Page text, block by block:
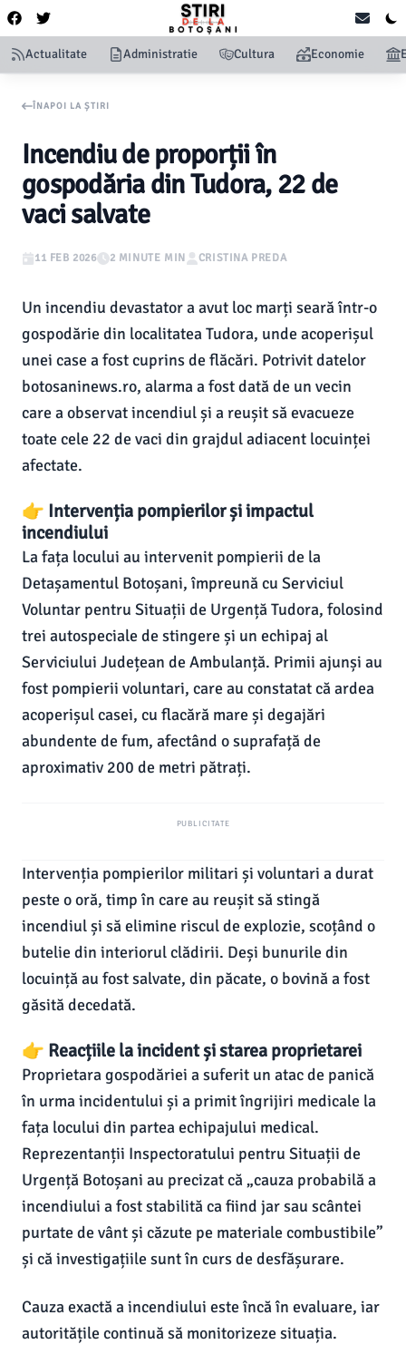
Actualitate Administratie Cultura Economie
ÎNAPOI LA ȘTIRI
Incendiu de proporții în
gospodăria din Tudora, 22 de
vaci salvate
11 FEB 2026 2 MINUTE MIN CRISTINA PREDA
Un incendiu devastator a avut loc marți seară într-o
gospodărie din localitatea Tudora, unde acoperișul
unei case a fost cuprins de flăcări. Potrivit datelor
botosaninews.ro, alarma a fost dată de un vecin
care a observat incendiul și a reușit să evacueze
toate cele 22 de vaci din grajdul adiacent locuinței
afectate.
👉 Intervenția pompierilor și impactul
incendiului
La fața locului au intervenit pompierii de la
Detașamentul Botoșani, împreună cu Serviciul
Voluntar pentru Situații de Urgență Tudora, folosind
trei autospeciale de stingere și un echipaj al
Serviciului Județean de Ambulanță. Primii ajunși au
fost pompierii voluntari, care au constatat că ardea
acoperișul casei, cu flacără mare și degajări
abundente de fum, afectând o suprafață de
aproximativ 200 de metri pătrați.
PUBLICITATE
Intervenția pompierilor militari și voluntari a durat
peste o oră, timp în care au reușit să stingă
incendiul și să elimine riscul de explozie, scoțând o
butelie din interiorul clădirii. Deși bunurile din
locuință au fost salvate, din păcate, o bovină a fost
găsită decedată.
👉 Reacțiile la incident și starea proprietarei
Proprietara gospodăriei a suferit un atac de panică
în urma incidentului și a primit îngrijiri medicale la
fața locului din partea echipajului medical.
Reprezentanții Inspectoratului pentru Situații de
Urgență Botoșani au precizat că „cauza probabilă a
incendiului a fost stabilită ca fiind jar sau scântei
purtate de vânt și căzute pe materiale combustibile”
și că investigațiile sunt în curs de desfășurare.
Cauza exactă a incendiului este încă în evaluare, iar
autoritățile continuă să monitorizeze situația.